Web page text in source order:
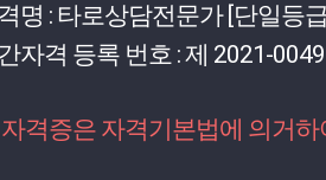
명 : 타로상담전문가 [단일등
자격 등록 번호 : 제 2021-
격증은 자격기본법에 의거